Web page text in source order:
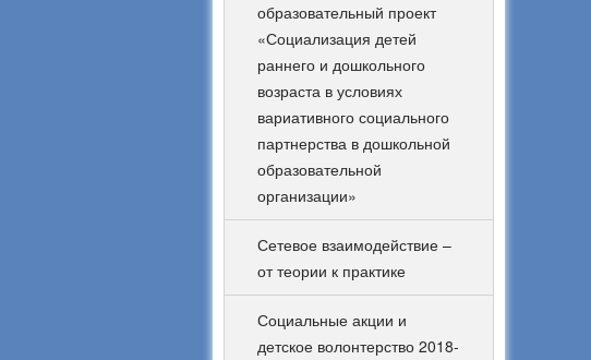
образовательный проект
«Социализация детей
раннего и дошкольного
возраста в условиях
вариативного социального
партнерства в дошкольной
образовательной
организации»
Сетевое взаимодействие –
от теории к практике
Социальные акции и
детское волонтерство 2018-